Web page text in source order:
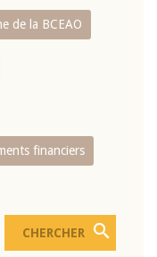
de la BCEAO
financiers